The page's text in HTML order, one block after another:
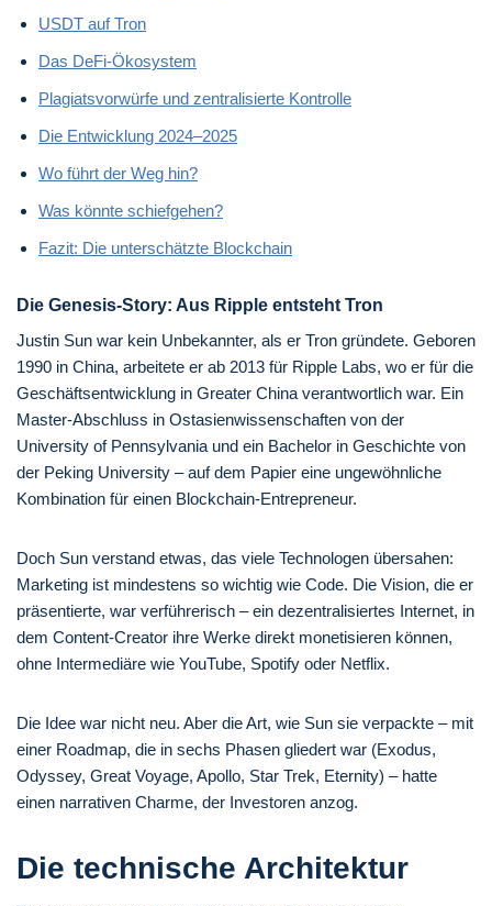
USDT auf Tron
Das DeFi-Ökosystem
Plagiatsvorwürfe und zentralisierte Kontrolle
Die Entwicklung 2024–2025
Wo führt der Weg hin?
Was könnte schiefgehen?
Fazit: Die unterschätzte Blockchain
Die Genesis-Story: Aus Ripple entsteht Tron
Justin Sun war kein Unbekannter, als er Tron gründete. Geboren
1990 in China, arbeitete er ab 2013 für Ripple Labs, wo er für die
Geschäftsentwicklung in Greater China verantwortlich war. Ein
Master-Abschluss in Ostasienwissenschaften von der
University of Pennsylvania und ein Bachelor in Geschichte von
der Peking University – auf dem Papier eine ungewöhnliche
Kombination für einen Blockchain-Entrepreneur.
Doch Sun verstand etwas, das viele Technologen übersahen:
Marketing ist mindestens so wichtig wie Code. Die Vision, die er
präsentierte, war verführerisch – ein dezentralisiertes Internet, in
dem Content-Creator ihre Werke direkt monetisieren können,
ohne Intermediäre wie YouTube, Spotify oder Netflix.
Die Idee war nicht neu. Aber die Art, wie Sun sie verpackte – mit
einer Roadmap, die in sechs Phasen gliedert war (Exodus,
Odyssey, Great Voyage, Apollo, Star Trek, Eternity) – hatte
einen narrativen Charme, der Investoren anzog.
Die technische Architektur